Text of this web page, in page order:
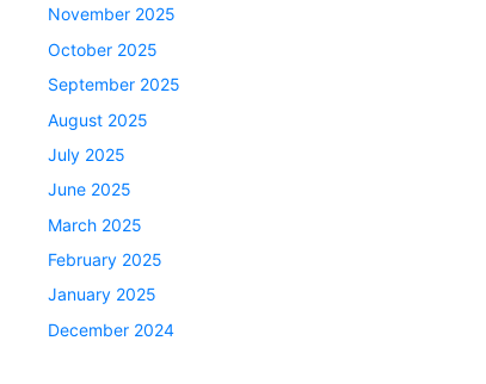
November 2025
October 2025
September 2025
August 2025
July 2025
June 2025
March 2025
February 2025
January 2025
December 2024